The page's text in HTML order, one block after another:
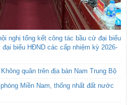
nghị tổng kết công tác bầu cử đại biểu
biểu HĐND các cấp nhiệm kỳ 2026-
quân trên địa bàn Nam Trung Bộ
Miền Nam, thống nhất đất nước